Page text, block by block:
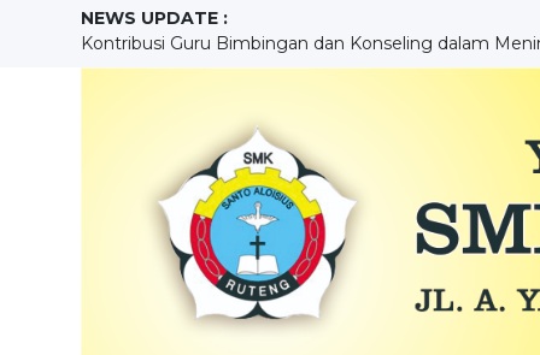
NEWS UPDATE :
KEGIATAN ENGLISH MORNING DAN
Mengukur Kompetensi, Membangun Masa Depan :
KONTRIBUSI PENDIDIKAN KEWARGANEGARAAN
Building Holistic Generations at SMKS Aloisius...
Pengembangan Kompetensi Mekanik MudaMelalui
Sebuah Pengalaman yang Menggurui Sang Guru...
MENGASAH KREATIVITAS PESERTA DIDIK
Kontribusi Guru Bimbingan dan Konseling dalam